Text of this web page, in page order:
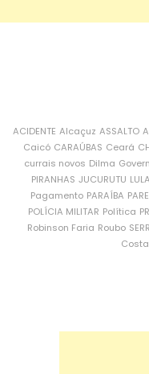
ACIDENTE Alcaçuz ASSALTO
Caicó CARAÚBAS Ceará
currais novos Dilma
PIRANHAS JUCURUTU LULA
Pagamento PARAÍBA
POLÍCIA MILITAR Política
Robinson Faria Roubo
Costa